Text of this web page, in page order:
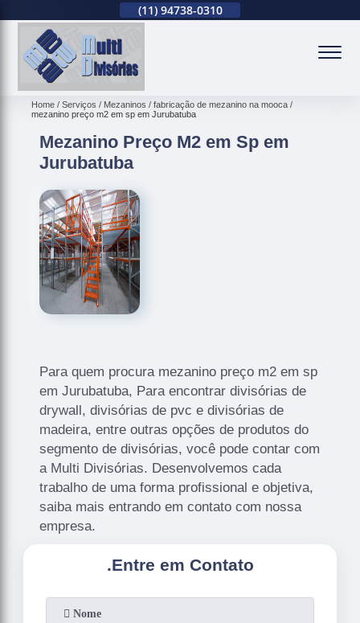
(11) 94738-0310
Home Serviços Mezaninos
fabricação de mezanino na mooca
mezanino preço m2 em sp em Jurubatuba
Mezanino Preço M2 em Sp em
Jurubatuba
Para quem procura mezanino preço m2 em sp
em Jurubatuba, Para encontrar divisórias de
drywall, divisórias de pvc e divisórias de
madeira, entre outras opções de produtos do
segmento de divisórias, você pode contar com
a Multi Divisórias. Desenvolvemos cada
trabalho de uma forma profissional e objetiva,
saiba mais entrando em contato com nossa
empresa.
.Entre em Contato